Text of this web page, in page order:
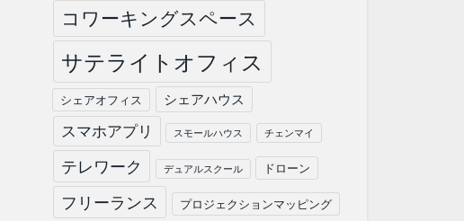
コワーキングスペース
サテライトオフィス
シェアオフィス シェアハウス
スマホアプリ スモールハウス チェンマイ
テレワーク デュアルスクール ドローン
フリーランス プロジェクションマッピング